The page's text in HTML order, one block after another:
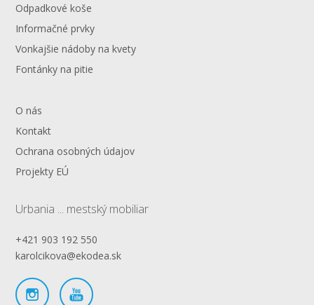
Odpadkové koše
Informačné prvky
Vonkajšie nádoby na kvety
Fontánky na pitie
O nás
Kontakt
Ochrana osobných údajov
Projekty EÚ
Urbania ... mestský mobiliar
+421 903 192 550
karolcikova@ekodea.sk